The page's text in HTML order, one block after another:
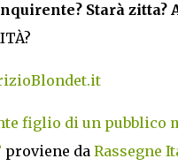
Starà zitta?
figlio di un pubblico
proviene da Rassegne